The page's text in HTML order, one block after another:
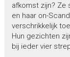
afkomst zijn? Ze
en haar on-
verschrikkelijk
Hun gezichten
bij ieder vier